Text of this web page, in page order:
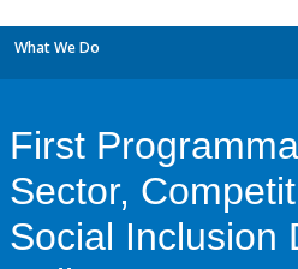
What We Do
First
Sector,
Social Inclusion